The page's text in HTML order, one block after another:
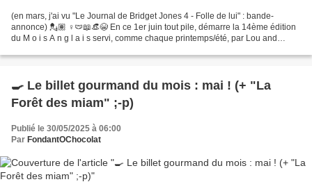
(en mars, j'ai vu "Le Journal de Bridget Jones 4 - Folle de lui" : bande-
annonce) 💂🏽 ♀️🩲📖👒😭 En ce 1er juin tout pile, démarre la 14ème édition
du M o i s A n g l a i s servi, comme chaque printemps/été, par Lou and
🍳 Le billet gourmand du mois : mai ! (+ "La
Forêt des miam" ;-p)
Publié le 30/05/2025 à 06:00
Par FondantOChocolat